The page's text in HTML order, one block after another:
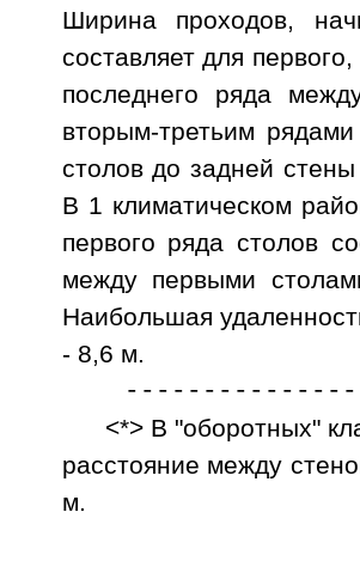
Ширина проходов,
составляет для
последнего ряда
вторым-третьим
столов до задней
В 1 климатическом
первого ряда столов
между первыми
Наибольшая
- 8,6 м.
<*> В "оборотных"
расстояние между
м.